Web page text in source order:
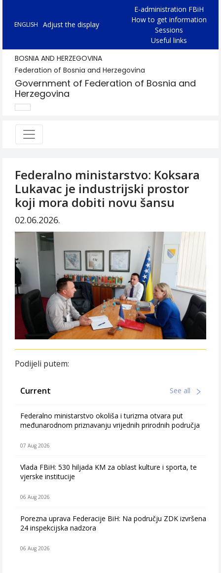
ENGLISH Adjust the display
E-administration FBiH
How to get information
Sessions
Useful links
BOSNIA AND HERZEGOVINA
Federation of Bosnia and Herzegovina
Government of Federation of Bosnia and
Herzegovina
Federalno ministarstvo: Koksara
Lukavac je industrijski prostor
koji mora dobiti novu šansu
02.06.2026.
Podijeli putem:
Current See all
Federalno ministarstvo okoliša i turizma otvara put
međunarodnom priznavanju vrijednih prirodnih područja
07 Aug 2026
Vlada FBiH: 530 hiljada KM za oblast kulture i sporta, te
vjerske institucije
06 Aug 2026
Porezna uprava Federacije BiH: Na području ZDK izvršena
24 inspekcijska nadzora
06 Aug 2026